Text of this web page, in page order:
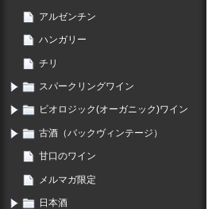
アルゼンチン
ハンガリー
チリ
スパークリングワイン
ビオロジック(オーガニック)ワイン
古酒（バックヴィンテージ）
甘口のワイン
メルマガ限定
日本酒